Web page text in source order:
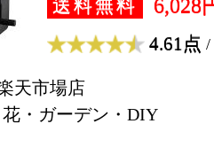
送料無料 6,028
4.61点 /
天市場店
・ガーデン・DIY